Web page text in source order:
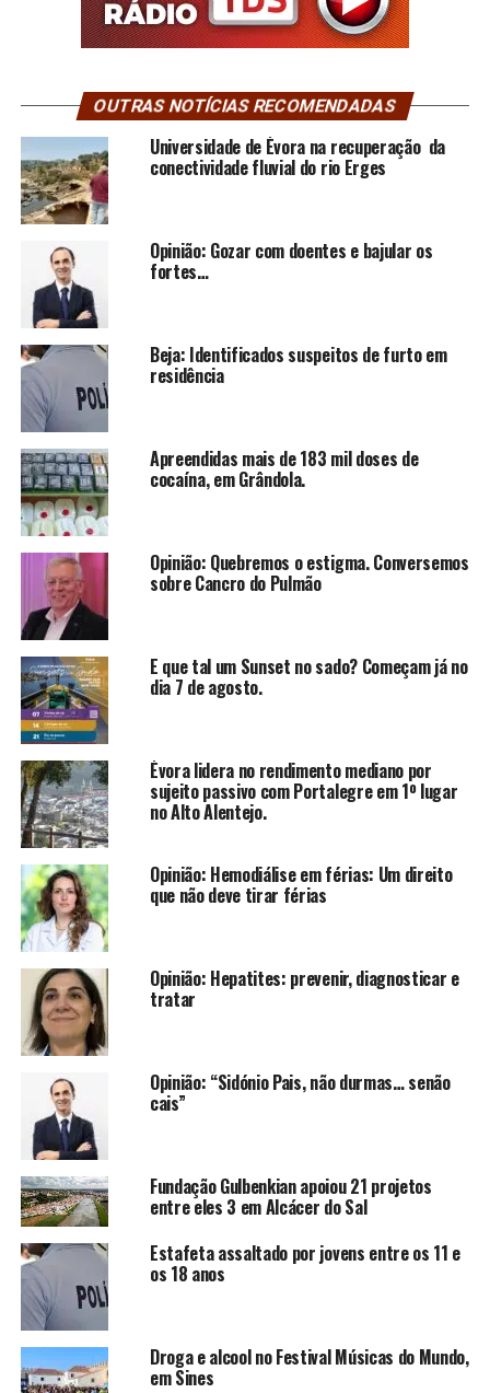
OUTRAS NOTÍCIAS RECOMENDADAS
Universidade de Évora na recuperação da
conectividade fluvial do rio Erges
Opinião: Gozar com doentes e bajular os
fortes…
Beja: Identificados suspeitos de furto em
residência
Apreendidas mais de 183 mil doses de
cocaína, em Grândola.
Opinião: Quebremos o estigma. Conversemos
sobre Cancro do Pulmão
E que tal um Sunset no sado? Começam já no
dia 7 de agosto.
Évora lidera no rendimento mediano por
sujeito passivo com Portalegre em 1º lugar
no Alto Alentejo.
Opinião: Hemodiálise em férias: Um direito
que não deve tirar férias
Opinião: Hepatites: prevenir, diagnosticar e
tratar
Opinião: “Sidónio Pais, não durmas… senão
cais”
Fundação Gulbenkian apoiou 21 projetos
entre eles 3 em Alcácer do Sal
Estafeta assaltado por jovens entre os 11 e
os 18 anos
Droga e alcool no Festival Músicas do Mundo,
em Sines